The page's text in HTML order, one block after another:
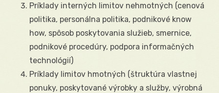
Príklady interných limitov nehmotných (cenová
politika, personálna politika, podnikové know
how, spôsob poskytovania služieb, smernice,
podnikové procedúry, podpora informačných
technológií)
Príklady limitov hmotných (štruktúra vlastnej
ponuky, poskytované výrobky a služby, výrobná